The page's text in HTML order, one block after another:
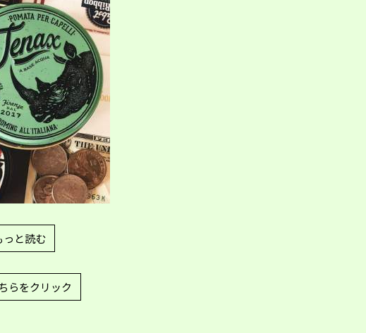
っと読む
らをクリック